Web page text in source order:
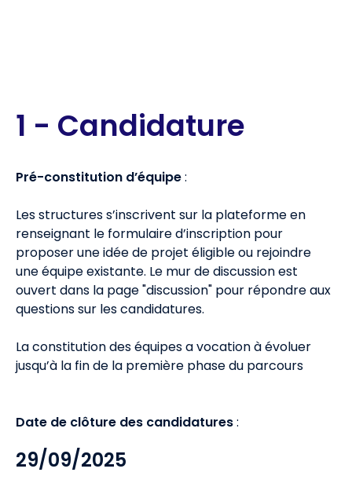
1 - Candidature
Pré-constitution d’équipe:
Les structures s’inscrivent sur la plateforme en
renseignant le formulaire d’inscription pour
proposer une idée de projet éligible ou rejoindre
une équipe existante. Le mur de discussion est
ouvert dans la page "discussion" pour répondre aux
questions sur les candidatures.
La constitution des équipes a vocation à évoluer
jusqu’à la fin de la première phase du parcours
Date de clôture des candidatures:
29/09/2025